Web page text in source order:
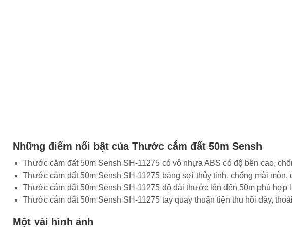
Những điểm nổi bật của Thước cắm đất 50m Sensh
Thước cắm đất 50m Sensh SH-11275 có vỏ nhựa ABS có độ bền cao,
Thước cắm đất 50m Sensh SH-11275 băng sợi thủy tinh, chống mài mòn,
Thước cắm đất 50m Sensh SH-11275 độ dài thước lên đến 50m phù
Thước cắm đất 50m Sensh SH-11275 tay quay thuận tiện thu hồi dây,
Một vài hình ảnh